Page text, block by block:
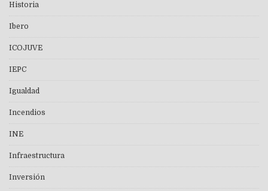
Historia
Ibero
ICOJUVE
IEPC
Igualdad
Incendios
INE
Infraestructura
Inversión